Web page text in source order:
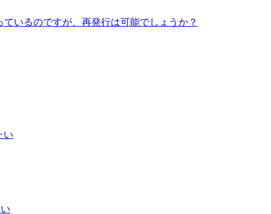
いるのですが、再発行は可能でしょうか？
い